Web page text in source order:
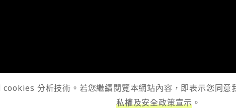
分析技術。若您繼續閱覽本網站內容，即表示您同
私權及安全政策宣示 。